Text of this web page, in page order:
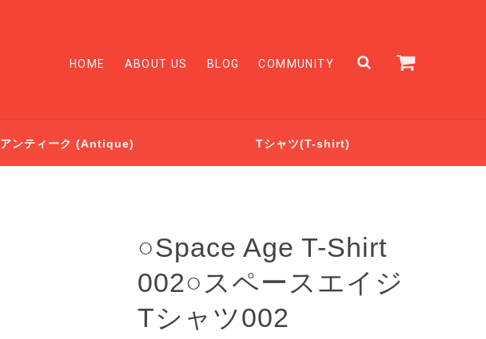
HOME ABOUT US BLOG COMMUNITY
アンティーク (Antique) Tシャツ(T-shirt)
○Space Age T-Shirt
002○スペースエイジ
Tシャツ002